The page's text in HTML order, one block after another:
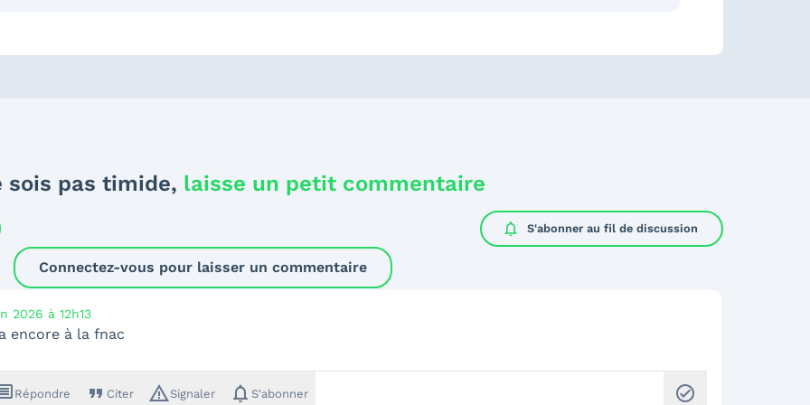
sois pas timide, laisse un petit commentaire
notifications S'abonner au fil de discussion
Connectez-vous pour laisser un commentaire
2026 à 12h13
encore à la fnac
Répondre format_quote Citer warning_amberSignaler notifications S'abonner check_circle